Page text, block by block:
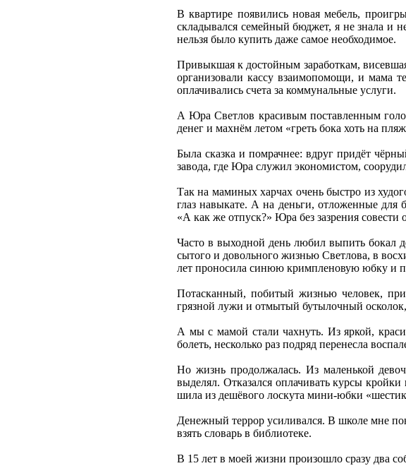
В квартире появились новая мебель,
складывался семейный бюджет, я не знала и
нельзя было купить даже самое необходимое.
Привыкшая к достойным заработкам,
организовали кассу взаимопомощи, и мама
оплачивались счета за коммунальные услуги.
А Юра Светлов красивым поставленным
денег и махнём летом «греть бока хоть на
Была сказка и помрачнее: вдруг придёт
завода, где Юра служил экономистом,
Так на маминых харчах очень быстро из
глаз навыкате. А на деньги, отложенные
«А как же отпуск?» Юра без зазрения совести
Часто в выходной день любил выпить бокал
сытого и довольного жизнью Светлова, в
лет проносила синюю кримпленовую юбку и
Потасканный, побитый жизнью человек,
грязной лужи и отмытый бутылочный
А мы с мамой стали чахнуть. Из яркой,
болеть, несколько раз подряд перенесла
Но жизнь продолжалась. Из маленькой
выделял. Отказался оплачивать курсы
шила из дешёвого лоскута мини-юбки
Денежный террор усиливался. В школе мне
взять словарь в библиотеке.
В 15 лет в моей жизни произошло сразу два